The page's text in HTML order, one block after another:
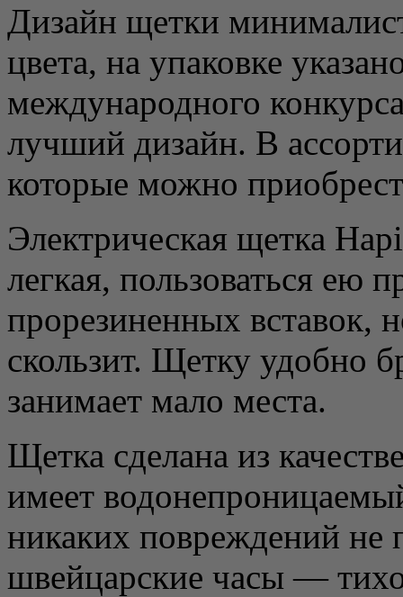
Дизайн щетки
цвета, на упаковке
международного
лучший дизайн. В
которые можно
Электрическая щетка
легкая, пользоваться ею
прорезиненных вставок,
скользит. Щетку удобно
занимает мало места.
Щетка сделана из
имеет
никаких повреждений не
швейцарские часы —